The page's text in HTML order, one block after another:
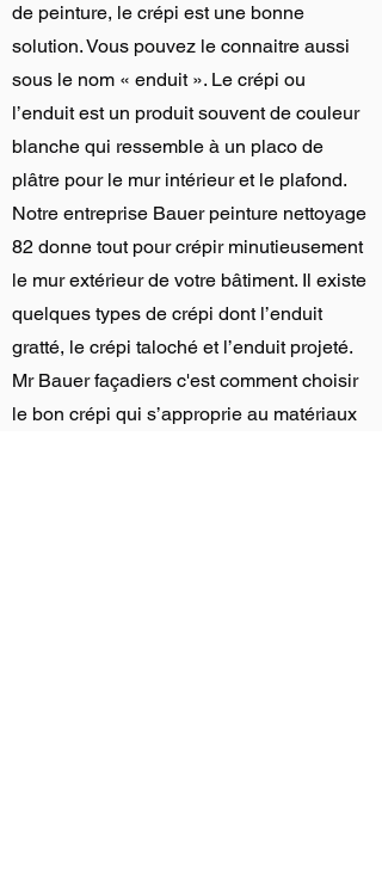
de peinture, le crépi est une bonne
solution. Vous pouvez le connaitre aussi
sous le nom « enduit ». Le crépi ou
l’enduit est un produit souvent de couleur
blanche qui ressemble à un placo de
plâtre pour le mur intérieur et le plafond.
Notre entreprise Bauer peinture nettoyage
82 donne tout pour crépir minutieusement
le mur extérieur de votre bâtiment. Il existe
quelques types de crépi dont l’enduit
gratté, le crépi taloché et l’enduit projeté.
Mr Bauer façadiers c'est comment choisir
le bon crépi qui s’approprie au matériaux